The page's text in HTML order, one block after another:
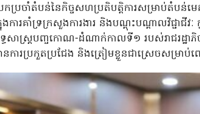
ចាំតំបន់នៃកិច្ចសហប្រតិបត្តិការសម្រាប់តំបន់មេគ
ក្នុងការគាំទ្រក្រសួងការងារ និងបណ្តុះបណ្តាលវិជ្ជាជី
ាស្ត្របញ្ចកោណ-ដំណាក់កាលទី១ របស់រាជរដ្ឋាភិ
ការប្រកួតប្រជែង និងត្រៀមខ្លួនជាស្រេចសម្រាប់